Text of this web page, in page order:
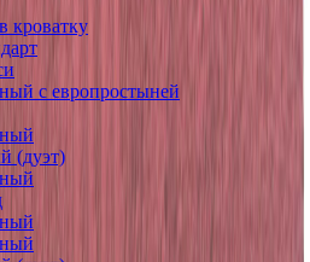
кроватку
с европростыней
(дуэт)